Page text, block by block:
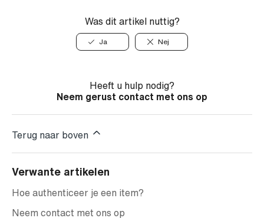
Was dit artikel nuttig?
Ja Nej
Heeft u hulp nodig?
Neem gerust contact met ons op
Terug naar boven
Verwante artikelen
Hoe authenticeer je een item?
Neem contact met ons op